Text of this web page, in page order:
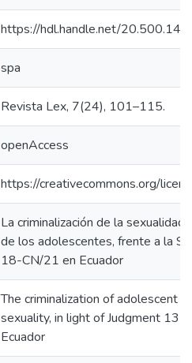
https://hdl.handle.net/
spa
Revista Lex, 7(24), 101–115.
openAccess
https://creativecommons.org/
La criminalización de la sexualidad
de los adolescentes, frente a la
18-CN/21 en Ecuador
The criminalization of adolescent
sexuality, in light of Judgment
Ecuador